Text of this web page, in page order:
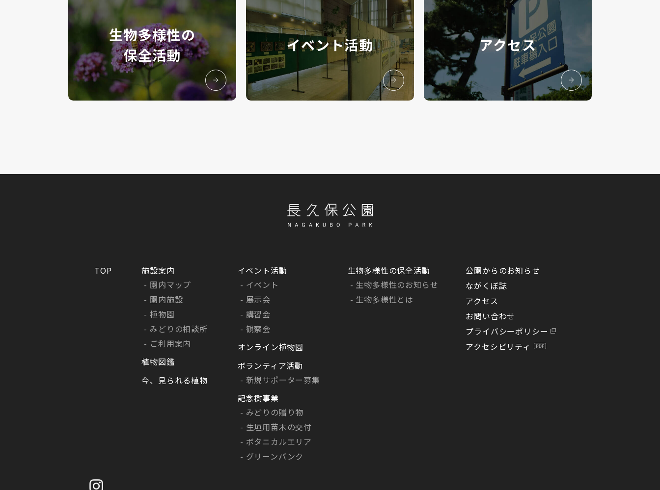
生物多様性の
保全活動
イベント活動 アクセス
TOP
施設案内
園内マップ
園内施設
植物園
みどりの相談所
ご利用案内
植物図鑑
今、見られる植物
イベント活動
イベント
展示会
講習会
観察会
オンライン植物園
ボランティア活動
新規サポーター募集
記念樹事業
みどりの贈り物
生垣用苗木の交付
ボタニカルエリア
グリーンバンク
生物多様性の保全活動
生物多様性のお知らせ
生物多様性とは
公園からのお知らせ
ながくぼ誌
アクセス
お問い合わせ
プライバシーポリシー
アクセシビリティ